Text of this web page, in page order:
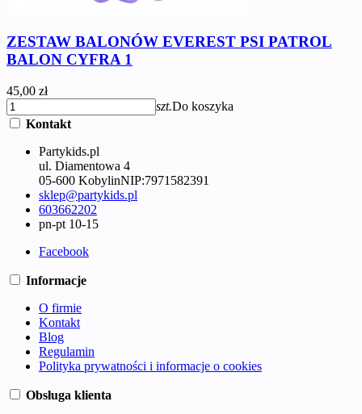
ZESTAW BALONÓW EVEREST PSI PATROL
BALON CYFRA 1
45,00 zł
szt.Do koszyka
Kontakt
Partykids.pl
ul. Diamentowa 4
05-600 KobylinNIP:7971582391
sklep@partykids.pl
603662202
pn-pt 10-15
Facebook
Informacje
O firmie
Kontakt
Blog
Regulamin
Polityka prywatności i informacje o cookies
Obsługa klienta